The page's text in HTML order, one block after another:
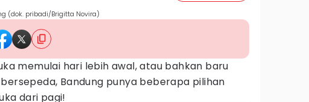
(dok. pribadi/Brigitta Novira)
memulai hari lebih awal, atau bahkan baru
Bandung punya beberapa pilihan
dari pagi!